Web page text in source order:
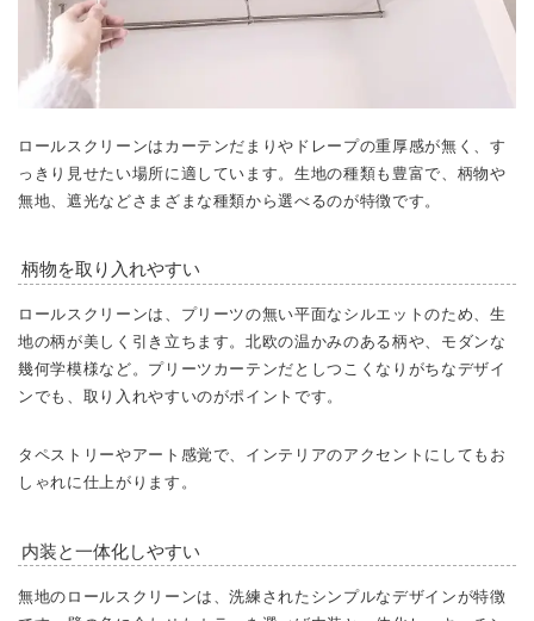
ロールスクリーンはカーテンだまりやドレープの重厚感が無く、す
っきり見せたい場所に適しています。生地の種類も豊富で、柄物や
無地、遮光などさまざまな種類から選べるのが特徴です。
柄物を取り入れやすい
ロールスクリーンは、プリーツの無い平面なシルエットのため、生
地の柄が美しく引き立ちます。北欧の温かみのある柄や、モダンな
幾何学模様など。プリーツカーテンだとしつこくなりがちなデザイ
ンでも、取り入れやすいのがポイントです。
タペストリーやアート感覚で、インテリアのアクセントにしてもお
しゃれに仕上がります。
内装と一体化しやすい
無地のロールスクリーンは、洗練されたシンプルなデザインが特徴